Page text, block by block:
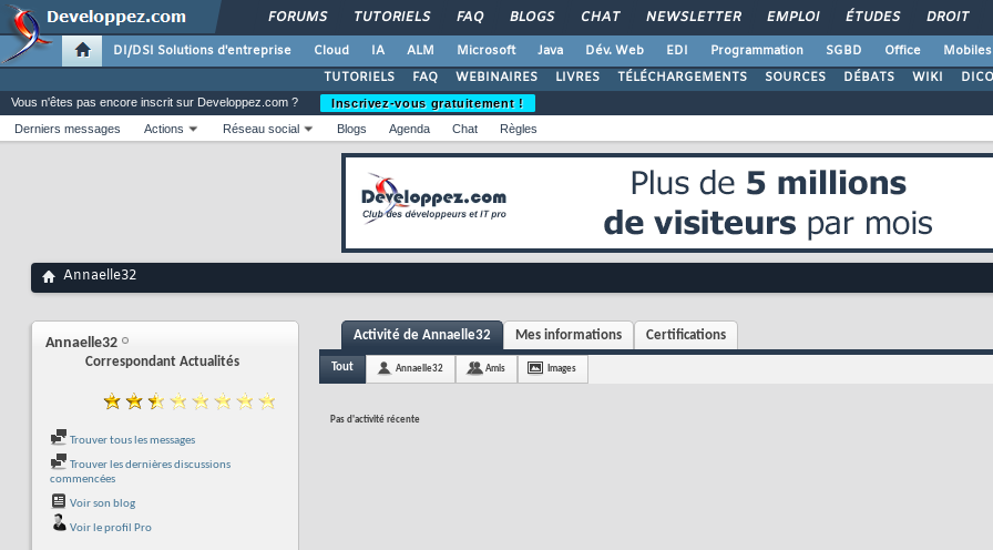
FORUMS TUTORIELS FAQ BLOGS CHAT NEWSLETTER EMPLOI ÉTUDES DROIT
DI/DSI Solutions d'entreprise Cloud IA ALM Microsoft Java Dév. Web EDI Programmation SGBD Office Mobiles
TUTORIELS
FAQ WEBINAIRES LIVRES TÉLÉCHARGEMENTS SOURCES DÉBATS WIKI DICO
Vous n'êtes pas encore inscrit sur Developpez.com ?
Inscrivez-vous gratuitement !
Derniers messages
Actions Réseau social Blogs Agenda Chat Règles
Annaelle32
Annaelle32
Correspondant Actualités
Trouver tous les messages
Trouver les dernières discussions
commencées
Voir son blog
Voir le profil Pro
Activité de Annaelle32 Mes informations Certifications
Tout Annaelle32 Amis Images
Pas d'activité récente